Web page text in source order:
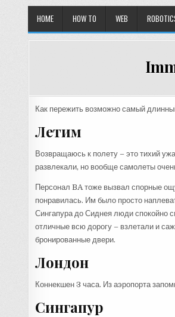
HOME HOW TO WEB
Как пережить возможно самый
Летим
Возвращаюсь к полету – это тихий
развлекали, но вообще самолеты
Персонал BA тоже вызвал спорные
понравилась. Им было просто
Сингапура до Сиднея люди спокойно
отличные всю дорогу – взлетали и
бронированные двери.
Лондон
Коннекшен 3 часа. Из аэропорта
Сингапур